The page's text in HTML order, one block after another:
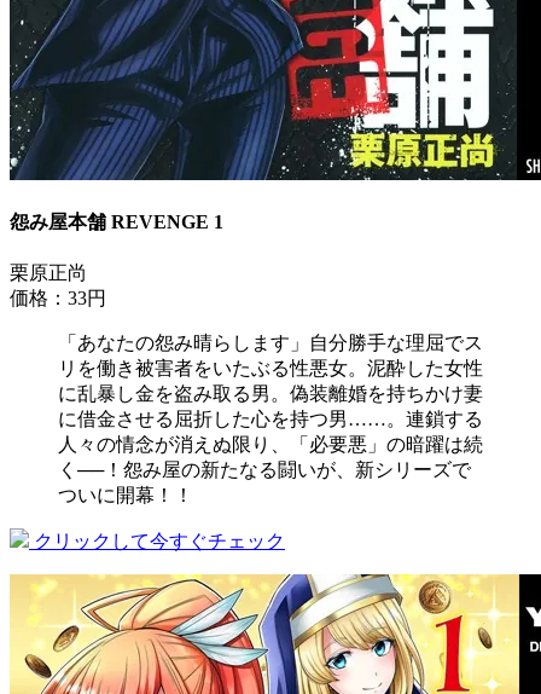
怨み屋本舗 REVENGE 1
栗原正尚
価格：33円
「あなたの怨み晴らします」自分勝手な理屈でス
リを働き被害者をいたぶる性悪女。泥酔した女性
に乱暴し金を盗み取る男。偽装離婚を持ちかけ妻
に借金させる屈折した心を持つ男……。連鎖する
人々の情念が消えぬ限り、「必要悪」の暗躍は続
く──！怨み屋の新たなる闘いが、新シリーズで
ついに開幕！！
クリックして今すぐチェック